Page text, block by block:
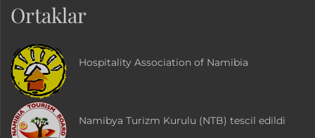
Ortaklar
Hospitality Association of Namibia
Namibya Turizm Kurulu (NTB) tescil edildi